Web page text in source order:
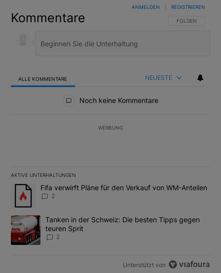
Kommentare FOLGE DIESER
FOLGEN
ANMELDEN REGISTRIEREN
ALLE KOMMENTARE NEUESTE
Noch keine Kommentare
WERBUNG
AKTIVE UNTERHALTUNGEN
Das Folgende ist eine Liste der am meisten kommentierten
Ein Trendartikel mit dem Titel "Fifa verwirft Pläne für den
Fifa verwirft Pläne für den Verkauf von WM-Anteilen
2
Ein Trendartikel mit dem Titel "Tanken in der Schweiz: Die
Tanken in der Schweiz: Die besten Tipps gegen
teuren Sprit
2
Unterstützt von